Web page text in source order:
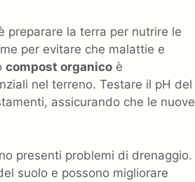
preparare la terra per nutrire le
per evitare che malattie e
compost organico è
nel terreno. Testare il pH del
assicurando che le nuove
presenti problemi di drenaggio.
suolo e possono migliorare